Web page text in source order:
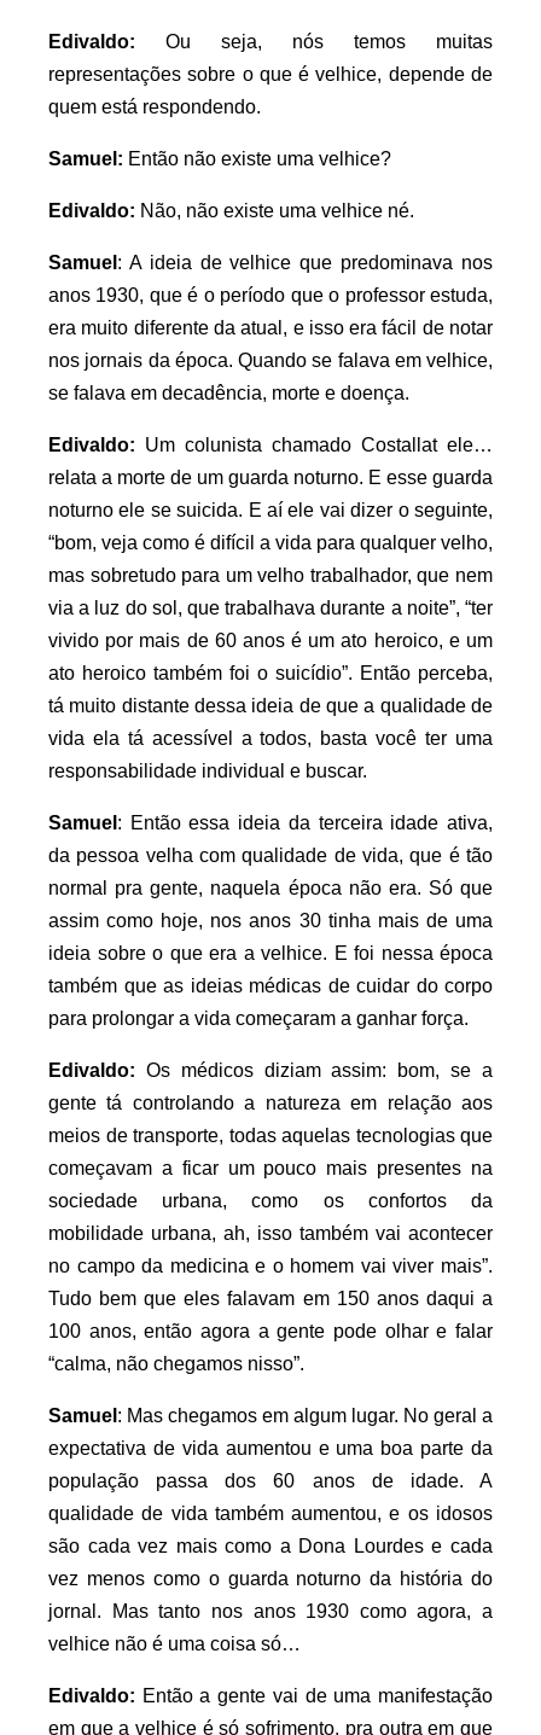
Edivaldo: Ou seja, nós temos muitas
representações sobre o que é velhice, depende de
quem está respondendo.
Samuel: Então não existe uma velhice?
Edivaldo: Não, não existe uma velhice né.
Samuel : A ideia de velhice que predominava nos
anos 1930, que é o período que o professor estuda,
era muito diferente da atual, e isso era fácil de notar
nos jornais da época. Quando se falava em velhice,
se falava em decadência, morte e doença.
Edivaldo: Um colunista chamado Costallat ele…
relata a morte de um guarda noturno. E esse guarda
noturno ele se suicida. E aí ele vai dizer o seguinte,
“bom, veja como é difícil a vida para qualquer velho,
mas sobretudo para um velho trabalhador, que nem
via a luz do sol, que trabalhava durante a noite”, “ter
vivido por mais de 60 anos é um ato heroico, e um
ato heroico também foi o suicídio”. Então perceba,
tá muito distante dessa ideia de que a qualidade de
vida ela tá acessível a todos, basta você ter uma
responsabilidade individual e buscar.
Samuel : Então essa ideia da terceira idade ativa,
da pessoa velha com qualidade de vida, que é tão
normal pra gente, naquela época não era. Só que
assim como hoje, nos anos 30 tinha mais de uma
ideia sobre o que era a velhice. E foi nessa época
também que as ideias médicas de cuidar do corpo
para prolongar a vida começaram a ganhar força.
Edivaldo: Os médicos diziam assim: bom, se a
gente tá controlando a natureza em relação aos
meios de transporte, todas aquelas tecnologias que
começavam a ficar um pouco mais presentes na
sociedade urbana, como os confortos da
mobilidade urbana, ah, isso também vai acontecer
no campo da medicina e o homem vai viver mais”.
Tudo bem que eles falavam em 150 anos daqui a
100 anos, então agora a gente pode olhar e falar
“calma, não chegamos nisso”.
Samuel : Mas chegamos em algum lugar. No geral a
expectativa de vida aumentou e uma boa parte da
população passa dos 60 anos de idade. A
qualidade de vida também aumentou, e os idosos
são cada vez mais como a Dona Lourdes e cada
vez menos como o guarda noturno da história do
jornal. Mas tanto nos anos 1930 como agora, a
velhice não é uma coisa só…
Edivaldo: Então a gente vai de uma manifestação
em que a velhice é só sofrimento, pra outra em que